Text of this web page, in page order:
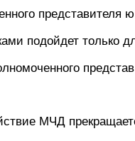
представителя
подойдет только
МЧД